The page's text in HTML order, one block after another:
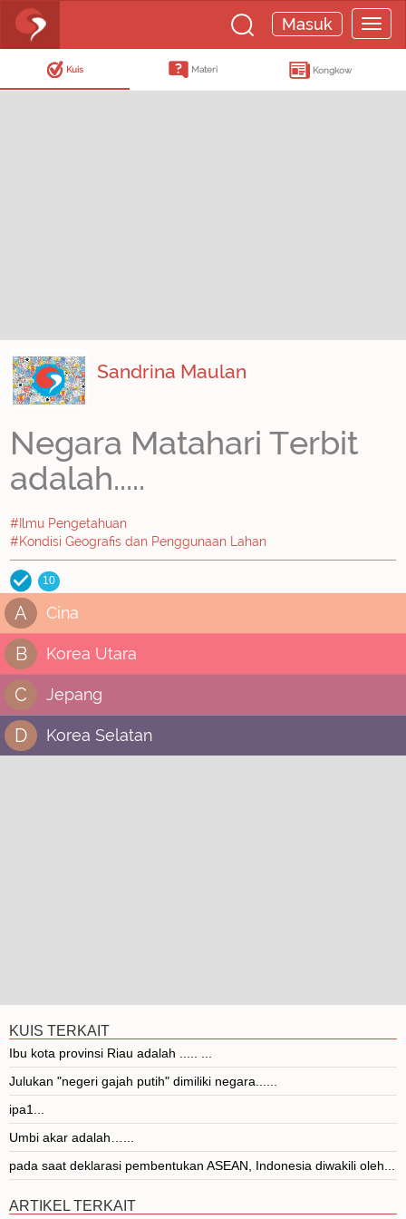
Masuk
Kuis Materi Kongkow
Sandrina Maulan
Negara Matahari Terbit
adalah.....
#Ilmu Pengetahuan
#Kondisi Geografis dan Penggunaan Lahan
10
A Cina
B Korea Utara
C Jepang
D Korea Selatan
KUIS TERKAIT
Ibu kota provinsi Riau adalah ..... ...
Julukan "negeri gajah putih" dimiliki negara......
ipa1...
Umbi akar adalah…...
pada saat deklarasi pembentukan ASEAN, Indonesia diwakili oleh...
ARTIKEL TERKAIT